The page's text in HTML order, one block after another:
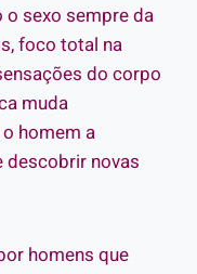
sexo sempre da
foco total na
do corpo
muda
homem a
descobrir novas
homens que